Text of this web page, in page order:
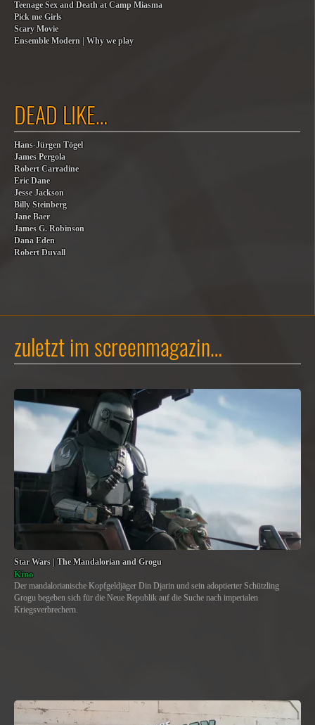
Teenage Sex and Death at Camp Miasma
Pick me Girls
Scary Movie
Ensemble Modern | Why we play
DEAD LIKE…
Hans-Jürgen Tögel
James Pergola
Robert Carradine
Eric Dane
Jesse Jackson
Billy Steinberg
Jane Baer
James G. Robinson
Dana Eden
Robert Duvall
zuletzt im screenmagazin…
Star Wars | The Mandalorian and Grogu
Kino
Der mandalorianische Kopfgeldjäger Din Djarin und sein adoptierter Schützling
Grogu begeben sich für die Neue Republik auf die Suche nach imperialen
Kriegsverbrechern.